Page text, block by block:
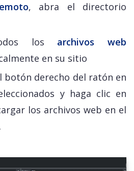
, abra el directorio
los archivos web
en su sitio
botón derecho del ratón en
y haga clic en
los archivos web en el